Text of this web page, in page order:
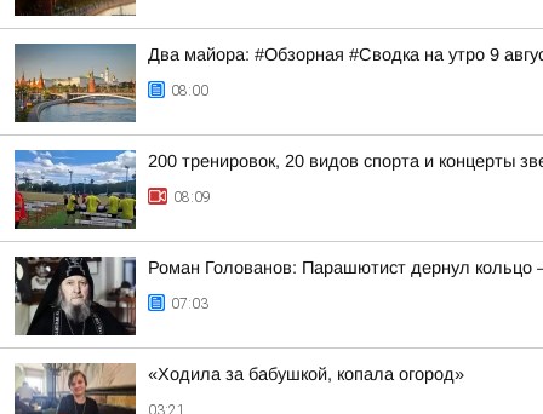
Два майора: #Обзорная #Сводка на утро 9
08:00
200 тренировок, 20 видов спорта и концерты
08:09
Роман Голованов: Парашютист дернул кольцо
07:03
«Ходила за бабушкой, копала огород»
03:21